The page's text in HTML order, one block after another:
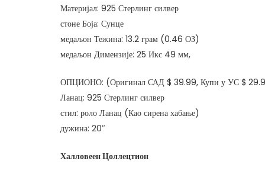
Материјал: 925 Стерлинг силвер
стоне Боја: Сунце
медаљон Тежина: 13.2 грам (0.46 ОЗ)
медаљон Димензије: 25 Икс 49 мм,
ОПЦИОНО: (Оригинал САД $ 39.99, Купи у УС $
Ланац: 925 Стерлинг силвер
стил: роло Ланац (Као сирена хабање)
дужина: 20″
Халловеен Цоллецтион